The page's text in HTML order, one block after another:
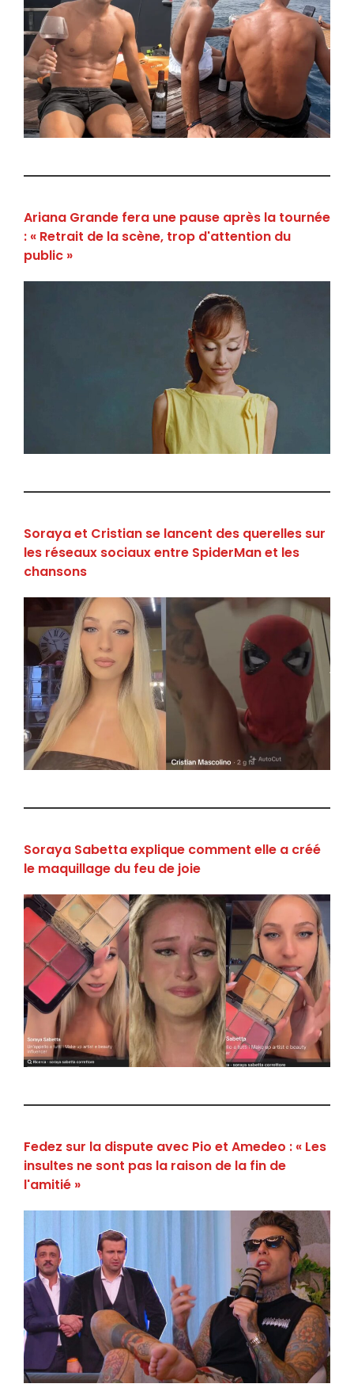
Ariana Grande fera une pause après la tournée
: « Retrait de la scène, trop d'attention du
public »
Soraya et Cristian se lancent des querelles sur
les réseaux sociaux entre SpiderMan et les
chansons
Soraya Sabetta explique comment elle a créé
le maquillage du feu de joie
Fedez sur la dispute avec Pio et Amedeo : « Les
insultes ne sont pas la raison de la fin de
l'amitié »